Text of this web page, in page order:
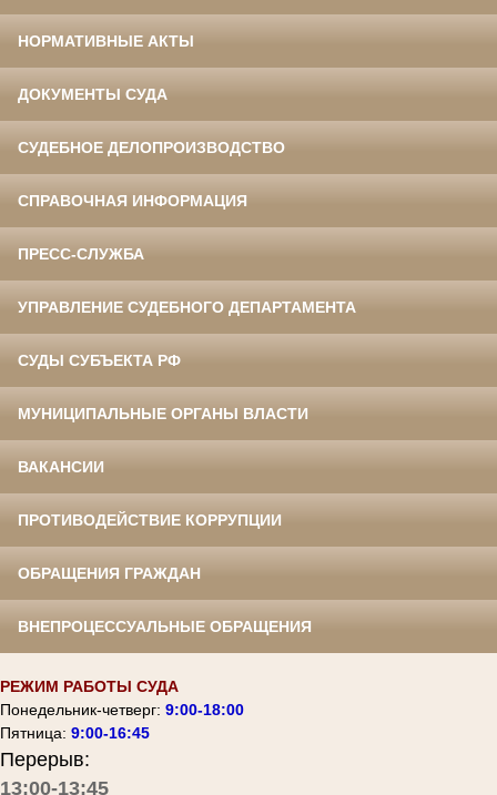
НОРМАТИВНЫЕ АКТЫ
ДОКУМЕНТЫ СУДА
СУДЕБНОЕ ДЕЛОПРОИЗВОДСТВО
СПРАВОЧНАЯ ИНФОРМАЦИЯ
ПРЕСС-СЛУЖБА
УПРАВЛЕНИЕ СУДЕБНОГО ДЕПАРТАМЕНТА
СУДЫ СУБЪЕКТА РФ
МУНИЦИПАЛЬНЫЕ ОРГАНЫ ВЛАСТИ
ВАКАНСИИ
ПРОТИВОДЕЙСТВИЕ КОРРУПЦИИ
ОБРАЩЕНИЯ ГРАЖДАН
ВНЕПРОЦЕССУАЛЬНЫЕ ОБРАЩЕНИЯ
РЕЖИМ РАБОТЫ СУДА
Понедельник-четверг: 9:00-18:00
Пятница: 9:00-16:45
Перерыв:
13:00-13:45